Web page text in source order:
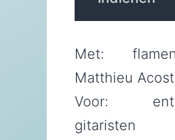
Met:
Matthieu
Voor:
gitaristen